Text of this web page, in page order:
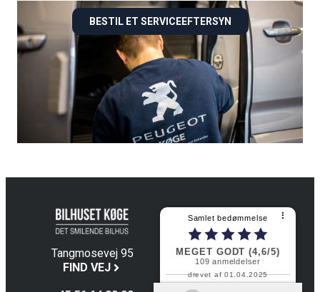
BESTIL ET SERVICEEFTERSYN
Tangmosevej 95
4600 Køge
FIND VEJ
Samlet bedømmelse ⠇
MEGET GODT (4,6/5)
109anmeldelser
drevet af 01.04.2025